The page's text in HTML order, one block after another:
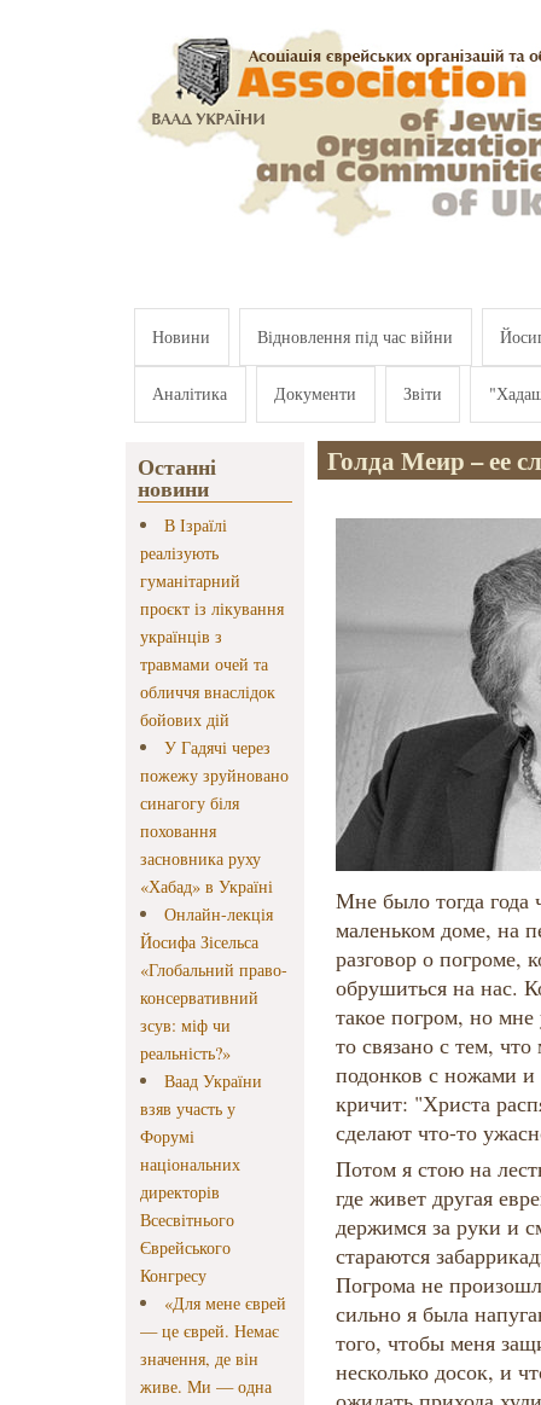
Новини Відновлення під час війни
Аналітика Документи Звіти
Останні
новини
В Ізраїлі
реалізують
гуманітарний
проєкт із лікування
українців з
травмами очей та
обличчя внаслідок
бойових дій
У Гадячі через
пожежу зруйновано
синагогу біля
поховання
засновника руху
«Хабад» в Україні
Онлайн-лекція
Йосифа Зісельса
«Глобальний право-
консервативний
зсув: міф чи
реальність?»
Ваад України
взяв участь у
Форумі
національних
директорів
Всесвітнього
Єврейського
Конгресу
«Для мене єврей
— це єврей. Немає
значення, де він
живе. Ми — одна
Голда Меир – ее
Мне было тогда
маленьком доме, на
разговор о погроме,
обрушиться на нас.
такое погром, но
то связано с тем,
подонков с ножами и
кричит: "Христа
сделают что-то
Потом я стою на
где живет другая
держимся за руки и
стараются
Погрома не
сильно я была
того, чтобы меня
несколько досок, и